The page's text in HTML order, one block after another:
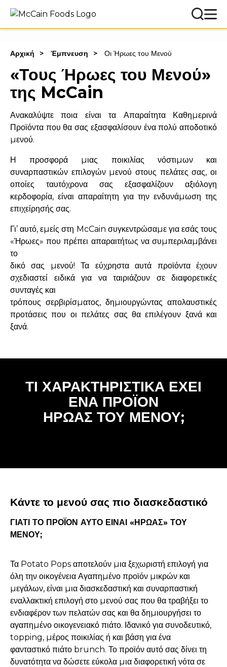
Αρχική Έμπνευση Οι Ήρωες του Μενού
«Τους Ήρωες του Μενού»
της McCain
Ανακαλύψτε ποια είναι τα Απαραίτητα Καθηµερινά
Προϊόντα που θα σας εξασφαλίσουν ένα πολύ αποδοτικό
µενού.
Η προσφορά µιας ποικιλίας νόστιµων και
συναρπαστικών επιλογών µενού στους πελάτες σας, οι
οποίες ταυτόχρονα σας εξασφαλίζουν αξιόλογη
κερδοφορία, είναι απαραίτητη για την ενδυνάµωση της
επιχείρησής σας.
Γι’ αυτό, εµείς στη McCain συγκεντρώσαµε για εσάς τους
«Ήρωες» που πρέπει απαραιτήτως να συµπεριλαµβάνει
το
δικό σας µενού! Τα εύχρηστα αυτά προϊόντα έχουν
σχεδιαστεί ειδικά για να ταιριάζουν σε διαφορετικές
συνταγές και
τρόπους σερβιρίσµατος, δηµιουργώντας απολαυστικές
προτάσεις που οι πελάτες σας θα επιλέγουν ξανά και
ξανά.
ΤΙ ΧΑΡΑΚΤΗΡΙΣΤΙΚΑ ΕΧΕΙ
ΕΝΑ ΠΡΟΪΟΝ
ΗΡΩΑΣ ΤΟΥ ΜΕΝΟΥ;
Κάντε το μενού σας πιο διασκεδαστικό
ΓΙΑΤΙ ΤΟ ΠΡΟΪΟΝ ΑΥΤΟ ΕΙΝΑΙ «ΗΡΩΑΣ» ΤΟΥ
ΜΕΝΟΥ;
Τα Potato Pops αποτελούν µια ξεχωριστή επιλογή για
όλη την οικογένεια Αγαπηµένο προϊόν µικρών και
µεγάλων, είναι µια διασκεδαστική και συναρπαστική
εναλλακτική επιλογή στο µενού σας που θα τραβήξει το
ενδιαφέρον των πελατών σας και θα δηµιουργήσει το
αγαπηµένο οικογενειακό πιάτο. Ιδανικό για συνοδευτικό,
topping, µέρος ποικιλίας ή και βάση για ένα
φανταστικό πιάτο brunch. Το προϊόν αυτό σας δίνει τη
δυνατότητα να δώσετε εύκολα µια διαφορετική νότα σε